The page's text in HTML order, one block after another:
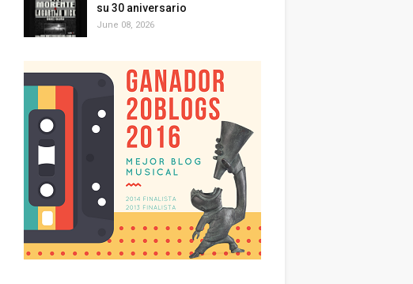
su 30 aniversario
June 08, 2026